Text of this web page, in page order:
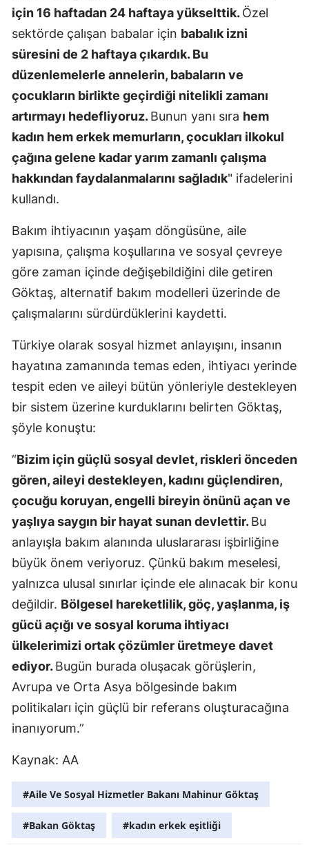
Kilis
için 16 haftadan 24 haftaya yükselttik.Özel
sektörde çalışan babalar için babalık izni
süresini de 2 haftaya çıkardık. Bu
düzenlemelerle annelerin, babaların ve
çocukların birlikte geçirdiği nitelikli zamanı
artırmayı hedefliyoruz.Bunun yanı sıra hem
kadın hem erkek memurların, çocukları ilkokul
çağına gelene kadar yarım zamanlı çalışma
hakkından faydalanmalarını sağladık" ifadelerini
kullandı.
Bakım ihtiyacının yaşam döngüsüne, aile
yapısına, çalışma koşullarına ve sosyal çevreye
göre zaman içinde değişebildiğini dile getiren
Göktaş, alternatif bakım modelleri üzerinde de
çalışmalarını sürdürdüklerini kaydetti.
Türkiye olarak sosyal hizmet anlayışını, insanın
hayatına zamanında temas eden, ihtiyacı yerinde
tespit eden ve aileyi bütün yönleriyle destekleyen
bir sistem üzerine kurduklarını belirten Göktaş,
şöyle konuştu:
“Bizim için güçlü sosyal devlet, riskleri önceden
gören, aileyi destekleyen, kadını güçlendiren,
çocuğu koruyan, engelli bireyin önünü açan ve
yaşlıya saygın bir hayat sunan devlettir.Bu
anlayışla bakım alanında uluslararası işbirliğine
büyük önem veriyoruz. Çünkü bakım meselesi,
yalnızca ulusal sınırlar içinde ele alınacak bir konu
değildir. Bölgesel hareketlilik, göç, yaşlanma, iş
gücü açığı ve sosyal koruma ihtiyacı
ülkelerimizi ortak çözümler üretmeye davet
ediyor.Bugün burada oluşacak görüşlerin,
Avrupa ve Orta Asya bölgesinde bakım
politikaları için güçlü bir referans oluşturacağına
inanıyorum.”
Kaynak: AA
#Aile Ve Sosyal Hizmetler Bakanı Mahinur Göktaş
#Bakan Göktaş #kadın erkek eşitliği